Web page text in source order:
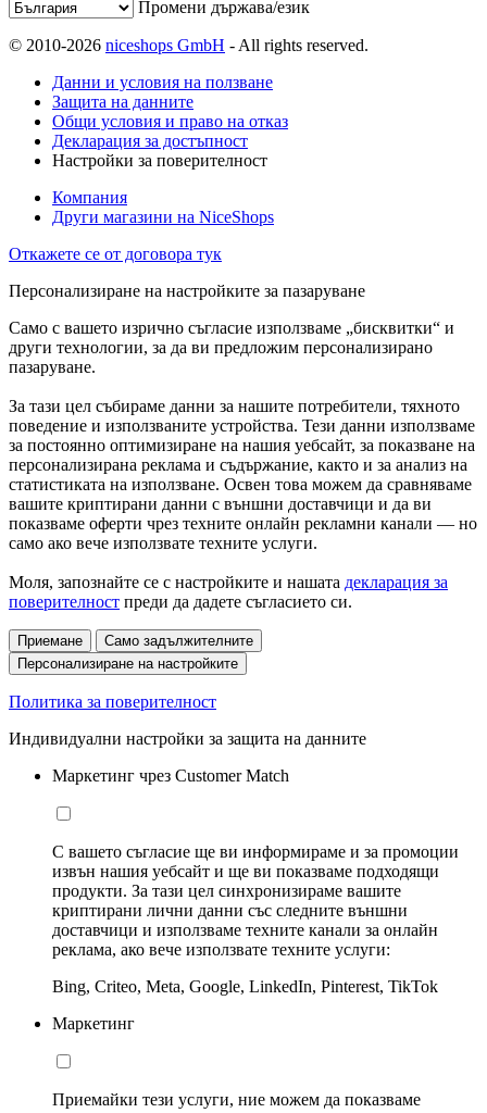
Промени държава/език
© 2010-2026 niceshops GmbH - All rights reserved.
Данни и условия на ползване
Защита на данните
Общи условия и право на отказ
Декларация за достъпност
Настройки за поверителност
Компания
Други магазини на NiceShops
Откажете се от договора тук
Персонализиране на настройките за пазаруване
Само с вашето изрично съгласие използваме „бисквитки“ и
други технологии, за да ви предложим персонализирано
пазаруване.
За тази цел събираме данни за нашите потребители, тяхното
поведение и използваните устройства. Тези данни използваме
за постоянно оптимизиране на нашия уебсайт, за показване на
персонализирана реклама и съдържание, както и за анализ на
статистиката на използване. Освен това можем да сравняваме
вашите криптирани данни с външни доставчици и да ви
показваме оферти чрез техните онлайн рекламни канали — но
само ако вече използвате техните услуги.
Моля, запознайте се с настройките и нашата декларация за
поверителност преди да дадете съгласието си.
Приемане
Само задължителните
Персонализиране на настройките
Политика за поверителност
Индивидуални настройки за защита на данните
Маркетинг чрез Customer Match
С вашето съгласие ще ви информираме и за промоции
извън нашия уебсайт и ще ви показваме подходящи
продукти. За тази цел синхронизираме вашите
криптирани лични данни със следните външни
доставчици и използваме техните канали за онлайн
реклама, ако вече използвате техните услуги:
Bing, Criteo, Meta, Google, LinkedIn, Pinterest, TikTok
Маркетинг
Приемайки тези услуги, ние можем да показваме